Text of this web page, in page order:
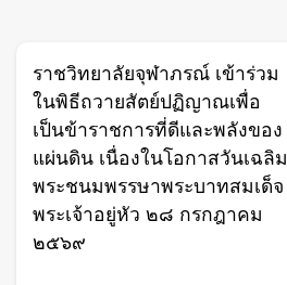
ราชวิทยาลัยจุฬาภรณ์ เข้าร่วม
ในพิธีถวายสัตย์ปฏิญาณเพื่อ
เป็นข้าราชการที่ดีและพลังของ
แผ่นดิน เนื่องในโอกาสวันเฉลิม
พระชนมพรรษาพระบาทสมเด็จ
พระเจ้าอยู่หัว ๒๘ กรกฎาคม
๒๕๖๙